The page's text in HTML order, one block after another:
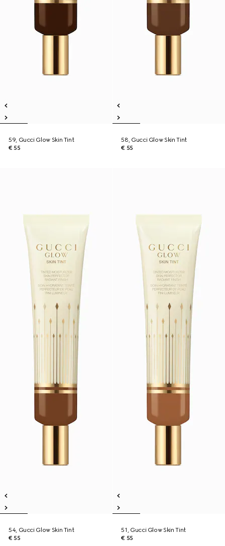
59, Gucci Glow Skin Tint
€ 55
58, Gucci Glow Skin Tint
€ 55
54, Gucci Glow Skin Tint
€ 55
51, Gucci Glow Skin Tint
€ 55